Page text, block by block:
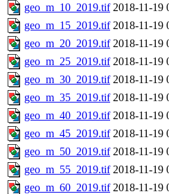
geo_m_10_2019.tif 2018-11-19
geo_m_15_2019.tif 2018-11-19
geo_m_20_2019.tif 2018-11-19
geo_m_25_2019.tif 2018-11-19
geo_m_30_2019.tif 2018-11-19
geo_m_35_2019.tif 2018-11-19
geo_m_40_2019.tif 2018-11-19
geo_m_45_2019.tif 2018-11-19
geo_m_50_2019.tif 2018-11-19
geo_m_55_2019.tif 2018-11-19
geo_m_60_2019.tif 2018-11-19